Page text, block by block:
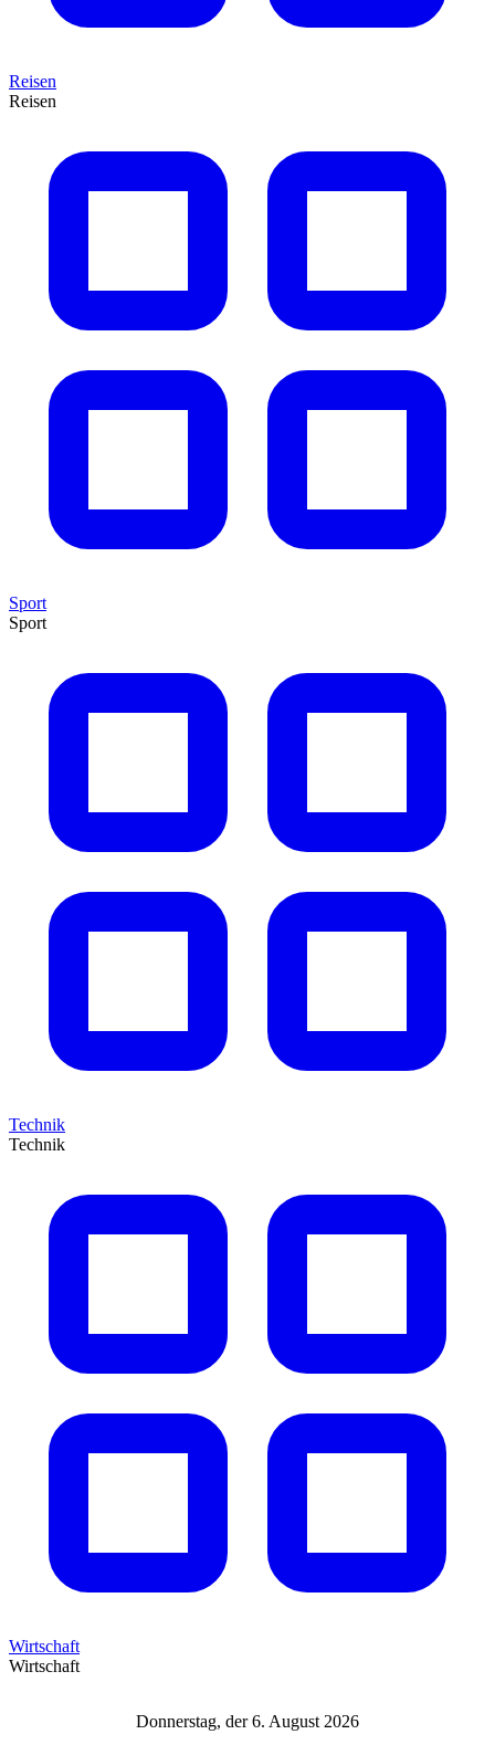
Reisen
Reisen
Sport
Sport
Technik
Technik
Wirtschaft
Wirtschaft
Donnerstag, der 6. August 2026